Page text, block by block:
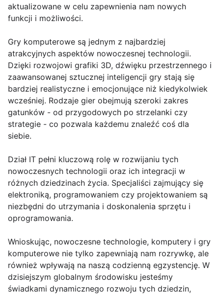
aktualizowane w celu zapewnienia nam nowych
funkcji i możliwości.
Gry komputerowe są jednym z najbardziej
atrakcyjnych aspektów nowoczesnej technologii.
Dzięki rozwojowi grafiki 3D, dźwięku przestrzennego i
zaawansowanej sztucznej inteligencji gry stają się
bardziej realistyczne i emocjonujące niż kiedykolwiek
wcześniej. Rodzaje gier obejmują szeroki zakres
gatunków - od przygodowych po strzelanki czy
strategie - co pozwala każdemu znaleźć coś dla
siebie.
Dział IT pełni kluczową rolę w rozwijaniu tych
nowoczesnych technologii oraz ich integracji w
różnych dziedzinach życia. Specjaliści zajmujący się
elektroniką, programowaniem czy projektowaniem są
niezbędni do utrzymania i doskonalenia sprzętu i
oprogramowania.
Wnioskując, nowoczesne technologie, komputery i gry
komputerowe nie tylko zapewniają nam rozrywkę, ale
również wpływają na naszą codzienną egzystencję. W
dzisiejszym globalnym środowisku jesteśmy
świadkami dynamicznego rozwoju tych dziedzin,